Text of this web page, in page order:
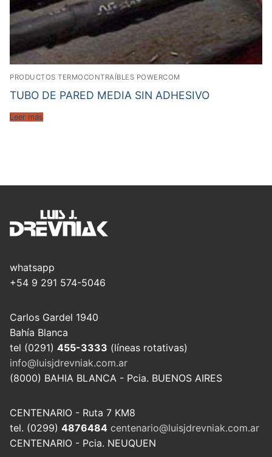
PRODUCTOS TERMOCONTRAÍBLES POWERCOM
TUBO DE PARED MEDIA SIN ADHESIVO
Leer más
whatsapp
+54 9 291 574-5046
Carlos Gardel 1940
Bahía Blanca
tel (0291) 455-3333 (líneas rotativas)
info@luisjdrevniak.com.ar
(8000) BAHIA BLANCA - Pcia. BUENOS AIRES
CENTENARIO - Ruta 7 KM8
tel. (0299) 4876484 centenario@luisjdrevniak.com.ar
CENTENARIO - Pcia. NEUQUEN